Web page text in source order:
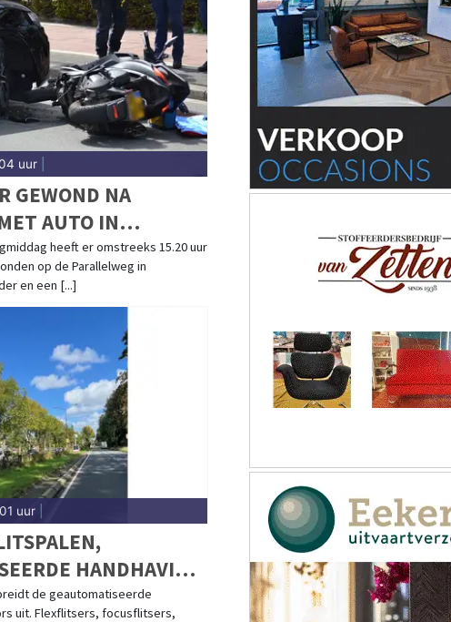
uur|
GEWOND NA
AUTO IN
heeft er omstreeks 15.20 uur
op de Parallelweg in
en een [...]
uur|
HANDHAVING
de geautomatiseerde
uit. Flexflitsers, focusflitsers,